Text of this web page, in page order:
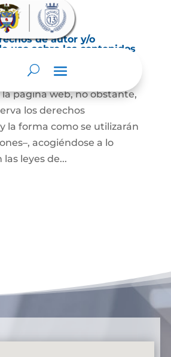
de autor y/o
uso sobre los contenidos
de la UCNC y de los
acceso abierto y están
página web, no obstante,
los derechos
la forma como se utilizarán
acogiéndose a lo
leyes de...